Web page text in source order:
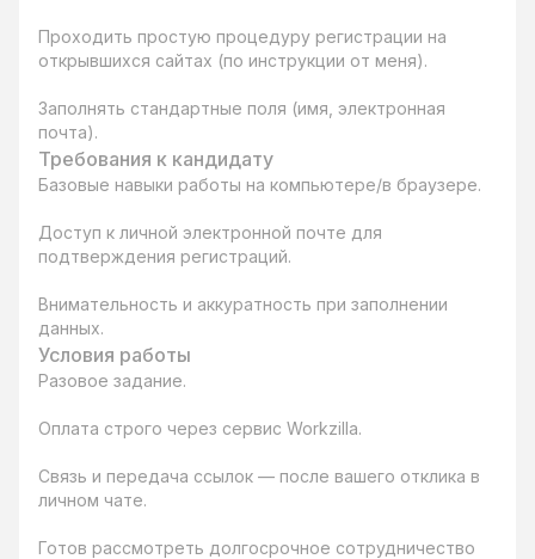
Проходить простую процедуру регистрации на
открывшихся сайтах (по инструкции от меня).
Заполнять стандартные поля (имя, электронная
почта).
Требования к кандидату
Базовые навыки работы на компьютере/в браузере.
Доступ к личной электронной почте для
подтверждения регистраций.
Внимательность и аккуратность при заполнении
данных.
Условия работы
Разовое задание.
Оплата строго через сервис Workzilla.
Связь и передача ссылок — после вашего отклика в
личном чате.
Готов рассмотреть долгосрочное сотрудничество